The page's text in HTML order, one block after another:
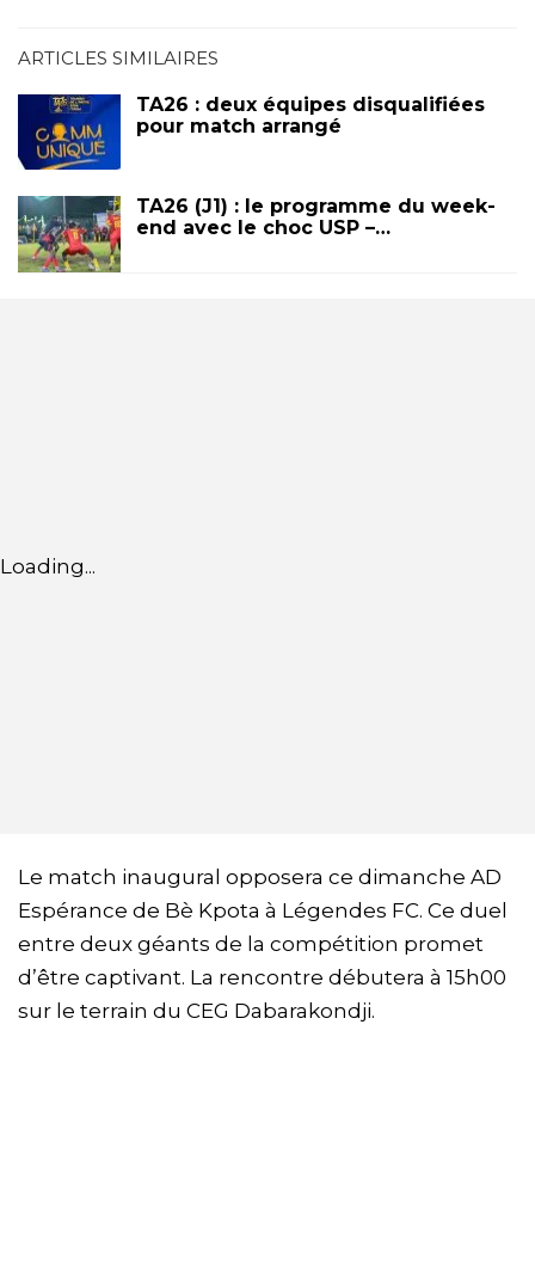
ARTICLES SIMILAIRES
TA26 : deux équipes disqualifiées
pour match arrangé
TA26 (J1) : le programme du week-
end avec le choc USP –…
Loading...
Le match inaugural opposera ce dimanche AD
Espérance de Bè Kpota à Légendes FC. Ce duel
entre deux géants de la compétition promet
d’être captivant. La rencontre débutera à 15h00
sur le terrain du CEG Dabarakondji.